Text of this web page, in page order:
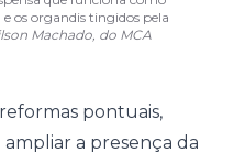
os organdis tingidos pela
Machado, do MCA
pontuais,
a presença da